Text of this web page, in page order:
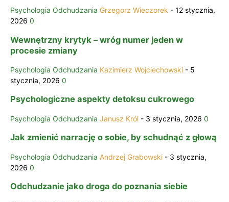
Psychologia Odchudzania Grzegorz Wieczorek - 12 stycznia,
2026 0
Wewnętrzny krytyk – wróg numer jeden w
procesie zmiany
Psychologia Odchudzania Kazimierz Wojciechowski - 5
stycznia, 2026 0
Psychologiczne aspekty detoksu cukrowego
Psychologia Odchudzania Janusz Król - 3 stycznia, 2026 0
Jak zmienić narrację o sobie, by schudnąć z głową
Psychologia Odchudzania Andrzej Grabowski - 3 stycznia,
2026 0
Odchudzanie jako droga do poznania siebie